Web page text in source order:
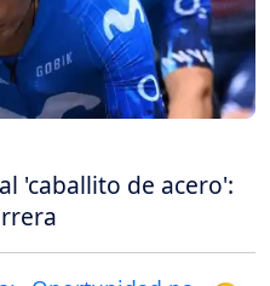
'caballito de acero':